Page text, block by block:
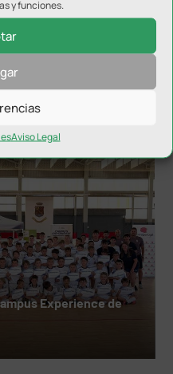
y funciones.
Aviso Legal
iluminó como
Experience de